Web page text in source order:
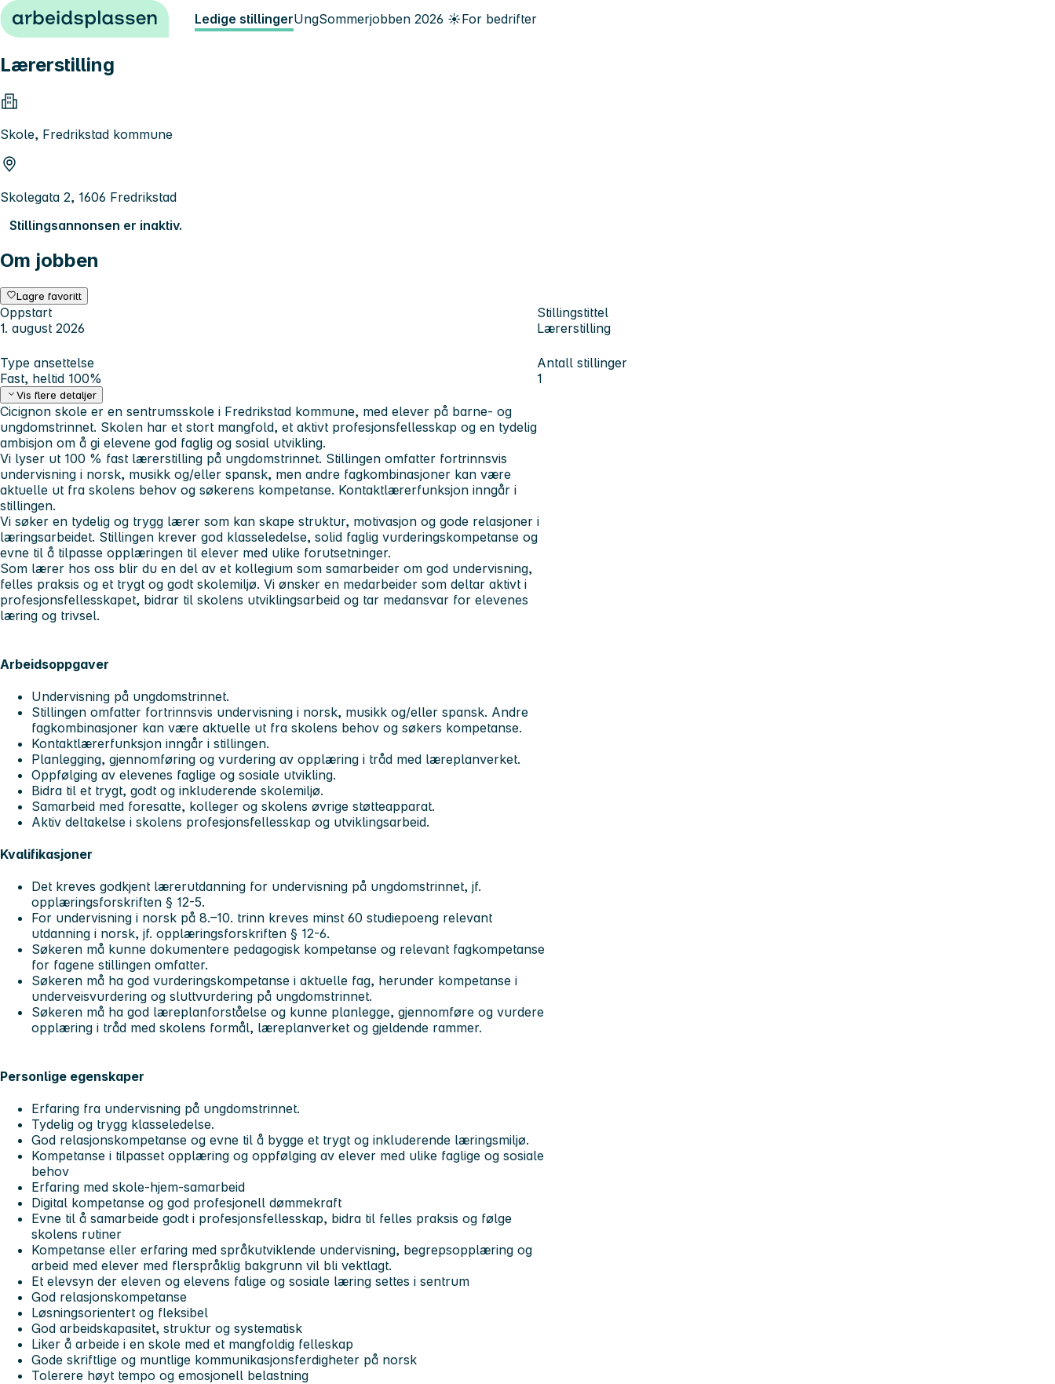
Hopp til innhold Ledige stillingerUngSommerjobben 2026 ☀️For bedrifter
Lærerstilling
Skole, Fredrikstad kommune
Skolegata 2, 1606 Fredrikstad
Stillingsannonsen er inaktiv.
Om jobben
Lagre favoritt
Oppstart
1. august 2026
Stillingstittel
Lærerstilling
Type ansettelse
Fast, heltid 100%
Antall stillinger
1
Vis flere detaljer
Cicignon skole er en sentrumsskole i Fredrikstad kommune, med elever på barne- og
ungdomstrinnet. Skolen har et stort mangfold, et aktivt profesjonsfellesskap og en tydelig
ambisjon om å gi elevene god faglig og sosial utvikling.
Vi lyser ut 100 % fast lærerstilling på ungdomstrinnet. Stillingen omfatter fortrinnsvis
undervisning i norsk, musikk og/eller spansk, men andre fagkombinasjoner kan være
aktuelle ut fra skolens behov og søkerens kompetanse. Kontaktlærerfunksjon inngår i
stillingen.
Vi søker en tydelig og trygg lærer som kan skape struktur, motivasjon og gode relasjoner i
læringsarbeidet. Stillingen krever god klasseledelse, solid faglig vurderingskompetanse og
evne til å tilpasse opplæringen til elever med ulike forutsetninger.
Som lærer hos oss blir du en del av et kollegium som samarbeider om god undervisning,
felles praksis og et trygt og godt skolemiljø. Vi ønsker en medarbeider som deltar aktivt i
profesjonsfellesskapet, bidrar til skolens utviklingsarbeid og tar medansvar for elevenes
læring og trivsel.
Arbeidsoppgaver
Undervisning på ungdomstrinnet.
Stillingen omfatter fortrinnsvis undervisning i norsk, musikk og/eller spansk. Andre
fagkombinasjoner kan være aktuelle ut fra skolens behov og søkers kompetanse.
Kontaktlærerfunksjon inngår i stillingen.
Planlegging, gjennomføring og vurdering av opplæring i tråd med læreplanverket.
Oppfølging av elevenes faglige og sosiale utvikling.
Bidra til et trygt, godt og inkluderende skolemiljø.
Samarbeid med foresatte, kolleger og skolens øvrige støtteapparat.
Aktiv deltakelse i skolens profesjonsfellesskap og utviklingsarbeid.
Kvalifikasjoner
Det kreves godkjent lærerutdanning for undervisning på ungdomstrinnet, jf.
opplæringsforskriften § 12-5.
For undervisning i norsk på 8.–10. trinn kreves minst 60 studiepoeng relevant
utdanning i norsk, jf. opplæringsforskriften § 12-6.
Søkeren må kunne dokumentere pedagogisk kompetanse og relevant fagkompetanse
for fagene stillingen omfatter.
Søkeren må ha god vurderingskompetanse i aktuelle fag, herunder kompetanse i
underveisvurdering og sluttvurdering på ungdomstrinnet.
Søkeren må ha god læreplanforståelse og kunne planlegge, gjennomføre og vurdere
opplæring i tråd med skolens formål, læreplanverket og gjeldende rammer.
Personlige egenskaper
Erfaring fra undervisning på ungdomstrinnet.
Tydelig og trygg klasseledelse.
God relasjonskompetanse og evne til å bygge et trygt og inkluderende læringsmiljø.
Kompetanse i tilpasset opplæring og oppfølging av elever med ulike faglige og sosiale
behov
Erfaring med skole-hjem-samarbeid
Digital kompetanse og god profesjonell dømmekraft
Evne til å samarbeide godt i profesjonsfellesskap, bidra til felles praksis og følge
skolens rutiner
Kompetanse eller erfaring med språkutviklende undervisning, begrepsopplæring og
arbeid med elever med flerspråklig bakgrunn vil bli vektlagt.
Et elevsyn der eleven og elevens falige og sosiale læring settes i sentrum
God relasjonskompetanse
Løsningsorientert og fleksibel
God arbeidskapasitet, struktur og systematisk
Liker å arbeide i en skole med et mangfoldig felleskap
Gode skriftlige og muntlige kommunikasjonsferdigheter på norsk
Tolerere høyt tempo og emosjonell belastning